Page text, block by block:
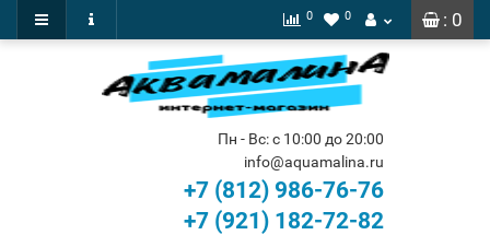
: 0
0 0
Пн - Вс: с 10:00 до 20:00
info@aquamalina.ru
+7 (812) 986-76-76
+7 (921) 182-72-82